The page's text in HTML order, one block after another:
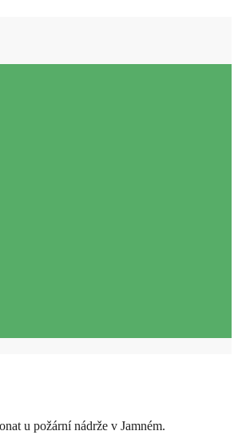
u požární nádrže v Jamném.